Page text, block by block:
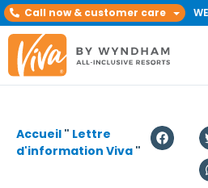
Call now & customer care
Accueil " Lettre
d'information Viva "